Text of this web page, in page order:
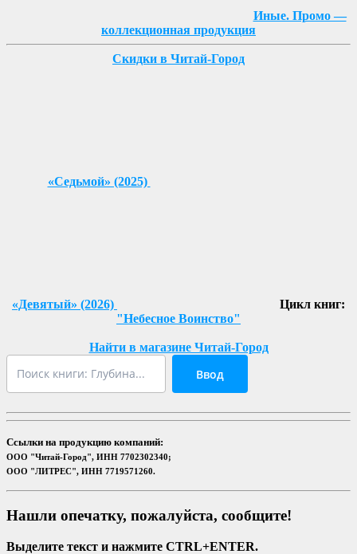
Иные. Промо —
коллекционная продукция
Скидки в Читай-Город
«Седьмой» (2025)
«Девятый» (2026)
Цикл книг:
"Небесное Воинство"
Найти в магазине Читай-Город
Ввод
Ссылки на продукцию компаний:
ООО "Читай-Город", ИНН 7702302340;
ООО "ЛИТРЕС", ИНН 7719571260.
Нашли опечатку, пожалуйста, сообщите!
Выделите текст и нажмите CTRL+ENTER.